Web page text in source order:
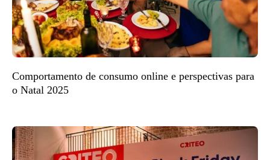
Comportamento de consumo online e perspectivas para
o Natal 2025